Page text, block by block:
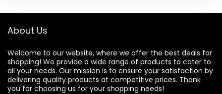
About Us
Welcome to our website, where we offer the best deals for
shopping! We provide a wide range of products to cater to
all your needs. Our mission is to ensure your satisfaction by
delivering quality products at competitive prices. Thank
you for choosing us for your shopping needs!